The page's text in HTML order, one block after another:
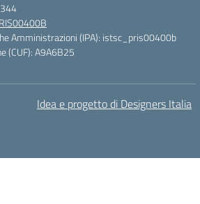
Amministrazioni (IPA): istsc_pris00400b
(CUF): A9A6B25
Idea e progetto di Designers Italia